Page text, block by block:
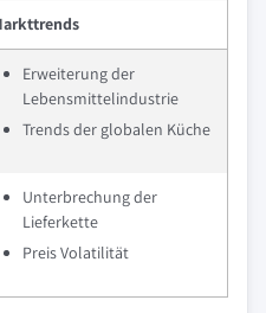
Erweiterung der
Lebensmittelindustrie
Trends der globalen Küche
Unterbrechung der
Lieferkette
Preis Volatilität